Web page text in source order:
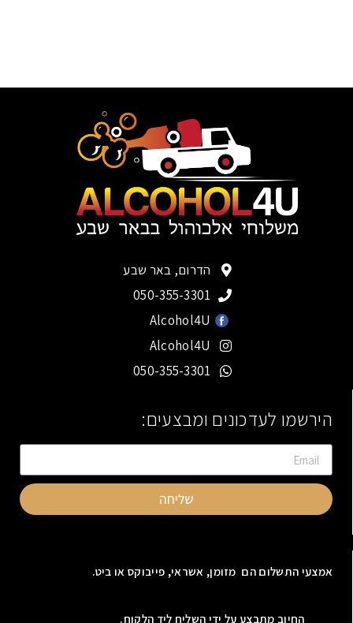
הדרום, באר שבע
050-355-3301
Alcohol4U
Alcohol4U
050-355-3301
הירשמו לעדכונים ומבצעים:
שליחה
אמצעי התשלום הם מזומן, אשראי, פייבוקס או ביט.
החיוב מתבצע על ידי השליח ליד הלקוח.